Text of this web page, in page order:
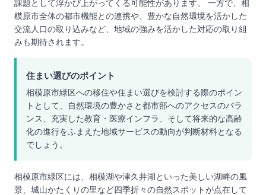
課題として浮かび上がってくる可能性があります。 一方で、相
模原市全体の都市機能との連携や、豊かな自然環境を活かした
交流人口の取り込みなど、地域の強みを活かした対応の取り組
みも期待されます。
住まい選びのポイント
相模原市緑区への移住や住まい選びを検討する際のポイン
トとして、自然環境の豊かさと都市部へのアクセスのバラ
ンス、充実した教育・医療インフラ、そして将来的な高齢
化の進行をふまえた地域サービスの動向が判断材料となる
でしょう。
相模原市緑区には、相模湖や津久井湖といった美しい湖畔の風
景、城山かたくりの里など四季折々の自然スポットが点在して